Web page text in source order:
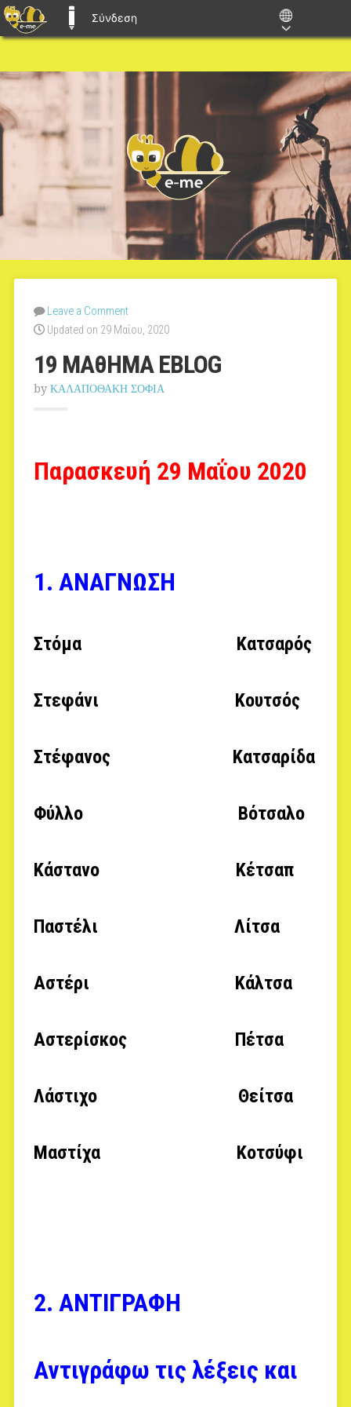
E-ME BLOGS
Σύνδεση
Leave a Comment
Updated on 29 Μαΐου, 2020
19 MAθHMA ΕBLOG
by ΚΑΛΑΠΟΘΑΚΗ ΣΟΦΙΑ
Παρασκευή 29 Μαΐου 2020
1. ΑΝΑΓΝΩΣΗ
Στόμα Κατσαρός
Στεφάνι Κουτσός
Στέφανος Κατσαρίδα
Φύλλο Βότσαλο
Κάστανο Κέτσαπ
Παστέλι Λίτσα
Αστέρι Κάλτσα
Αστερίσκος Πέτσα
Λάστιχο Θείτσα
Μαστίχα Κοτσύφι
2. ΑΝΤΙΓΡΑΦΗ
Αντιγράφω τις λέξεις και